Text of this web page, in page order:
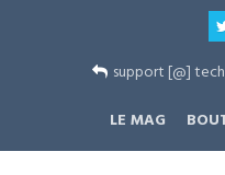
support [@]
LE MAG